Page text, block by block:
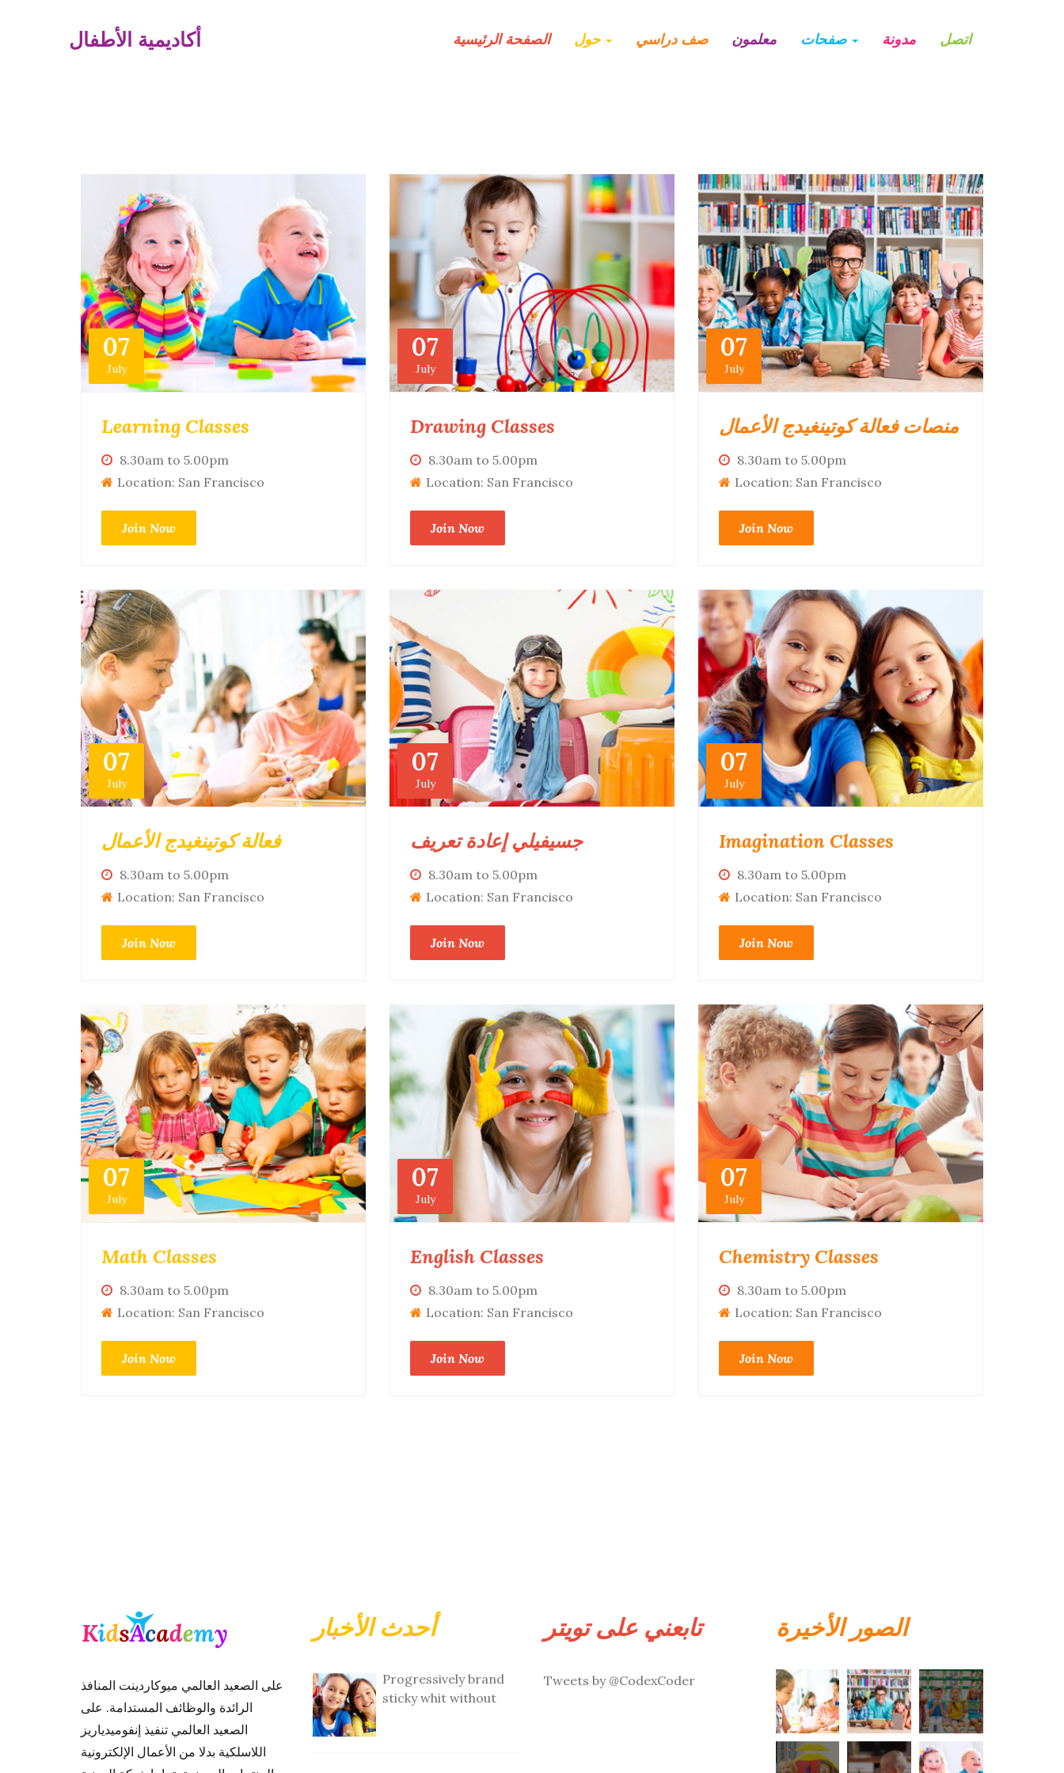
أكاديمية الأطفال الصفحة الرئيسية حول صف دراسي معلمون صفحات مدونة اتصل
07
July
Learning Classes
8.30am to 5.00pm
Location: San Francisco
Join Now
07
July
Drawing Classes
8.30am to 5.00pm
Location: San Francisco
Join Now
07
July
منصات فعالة كوتينغيدج الأعمال
8.30am to 5.00pm
Location: San Francisco
Join Now
07
July
فعالة كوتينغيدج الأعمال
8.30am to 5.00pm
Location: San Francisco
Join Now
07
July
جسيفيلي إعادة تعريف
8.30am to 5.00pm
Location: San Francisco
Join Now
07
July
Imagination Classes
8.30am to 5.00pm
Location: San Francisco
Join Now
07
July
Math Classes
8.30am to 5.00pm
Location: San Francisco
Join Now
07
July
English Classes
8.30am to 5.00pm
Location: San Francisco
Join Now
07
July
Chemistry Classes
8.30am to 5.00pm
Location: San Francisco
Join Now
على الصعيد العالمي ميوكاردينت المنافذ
الرائدة والوظائف المستدامة. على
الصعيد العالمي تنفيذ إنفوميدياريز
اللاسلكية بدلا من الأعمال الإلكترونية
أحدث الأخبار
Progressively brand
sticky whit without
تابعني على تويتر
Tweets by @CodexCoder
الصور الأخيرة